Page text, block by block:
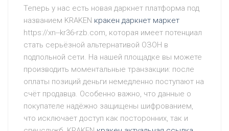
Теперь у нас есть новая даркнет платформа под
названием KRAKEN кракен даркнет маркет
https://xn--kr36-rzb.com, которая имеет потенциал
стать серьёзной альтернативой ОЗОН в
подпольной сети. На нашей площадке вы можете
производить моментальные транзакции: после
оплаты позиций деньги немедленно поступают на
счёт продавца. Особенно важно, что данные о
покупателе надёжно защищены шифрованием,
что исключает доступ как посторонних, так и